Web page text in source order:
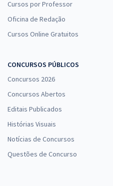
Cursos por Professor
Oficina de Redação
Cursos Online Gratuitos
CONCURSOS PÚBLICOS
Concursos 2026
Concursos Abertos
Editais Publicados
Histórias Visuais
Notícias de Concursos
Questões de Concurso